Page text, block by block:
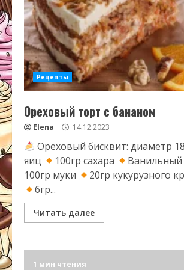
Рецепты
Ореховый торт с бананом
Elena 14.12.2023
Ореховый бисквит: диаметр
яиц
100гр сахара
Ванильный
100гр муки
20гр кукурузного
6гр...
Читать далее
1 мин чтения